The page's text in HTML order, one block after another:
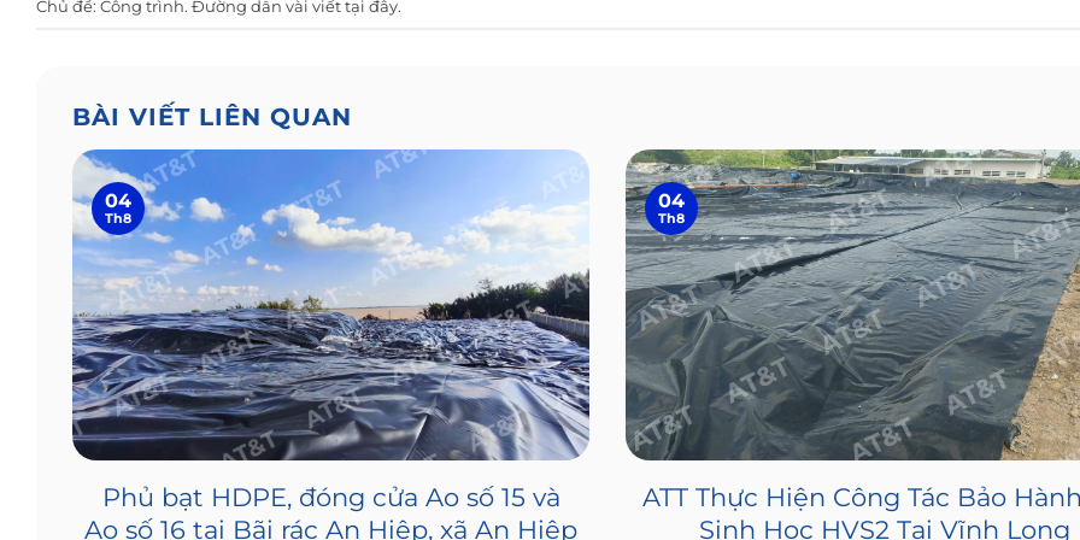
Chủ đề: Công trình. Đường dẫn vài viết tại đây.
BÀI VIẾT LIÊN QUAN
Phủ bạt HDPE, đóng cửa Ao số 15 và
Ao số 16 tại Bãi rác An Hiệp, xã An Hiệp
04
Th8
ATT Thực Hiện Công Tác Bảo
Sinh Học HVS2 Tại Vĩnh Long
04
Th8